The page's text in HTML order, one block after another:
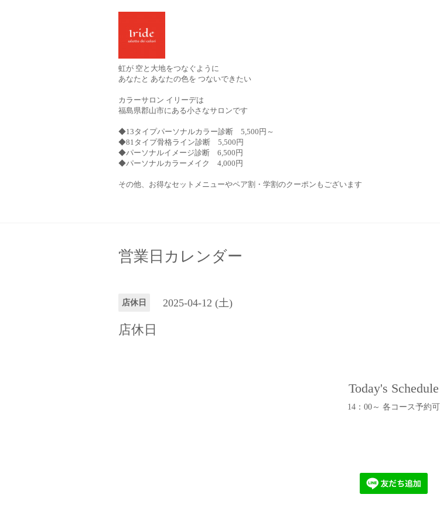
虹が 空と大地をつなぐように
あなたと あなたの色を つないできたい
カラーサロン イリーデは
福島県郡山市にある小さなサロンです
◆13タイプパーソナルカラー診断 5,500円～
◆81タイプ骨格ライン診断 5,500円
◆パーソナルイメージ診断 6,500円
◆パーソナルカラーメイク 4,000円
その他、お得なセットメニューやペア割・学割のクーポンもございます
営業日カレンダー
店休日 2025-04-12 (土)
店休日
Today's Schedule
14：00～ 各コース予約可